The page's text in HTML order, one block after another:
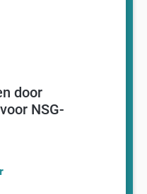
door
NSG-